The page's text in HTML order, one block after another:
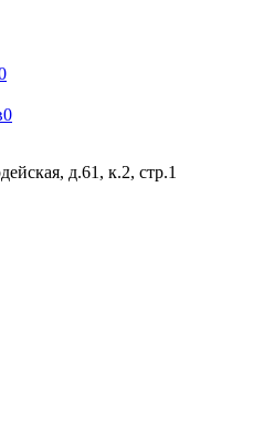
0
д.61, к.2, стр.1